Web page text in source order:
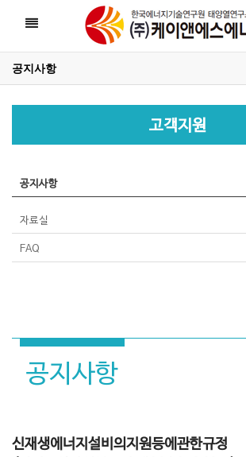
Toggle
공지사항
고객지원
공지사항
자료실
FAQ
공지사항
신재생에너지설비의지원등에관한규정